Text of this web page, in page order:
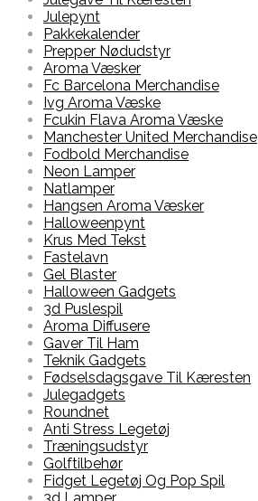
Julepynt
Pakkekalender
Prepper Nødudstyr
Aroma Væsker
Fc Barcelona Merchandise
Ivg Aroma Væske
Fcukin Flava Aroma Væske
Manchester United Merchandise
Fodbold Merchandise
Neon Lamper
Natlamper
Hangsen Aroma Væsker
Halloweenpynt
Krus Med Tekst
Fastelavn
Gel Blaster
Halloween Gadgets
3d Puslespil
Aroma Diffusere
Gaver Til Ham
Teknik Gadgets
Fødselsdagsgave Til Kæresten
Julegadgets
Roundnet
Anti Stress Legetøj
Træningsudstyr
Golftilbehør
Fidget Legetøj Og Pop Spil